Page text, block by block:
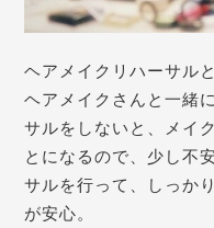
ヘアメイクリハーサル
ヘアメイクさんと一緒
サルをしないと、メイ
とになるので、少し不
サルを行って、しっか
が安心。